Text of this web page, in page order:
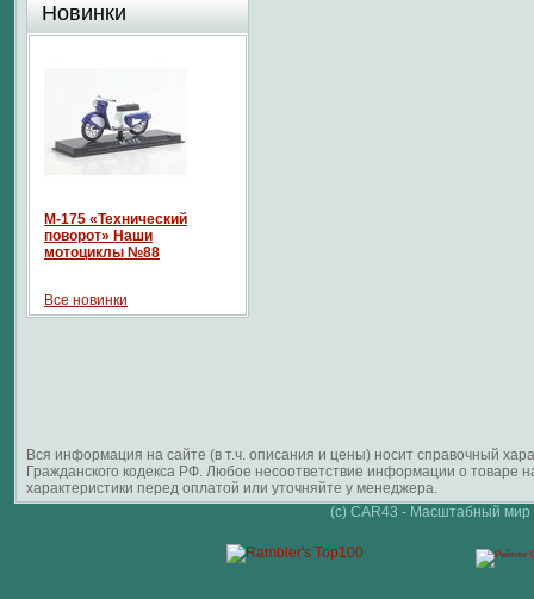
Новинки
М-175 «Технический
поворот» Наши
мотоциклы №88
Все новинки
Вся информация на сайте (в т.ч. описания и цены) носит справочный
Гражданского кодекса РФ. Любое несоответствие информации о
характеристики перед оплатой или уточняйте у менеджера.
(c) CAR43 - Масштабный мир